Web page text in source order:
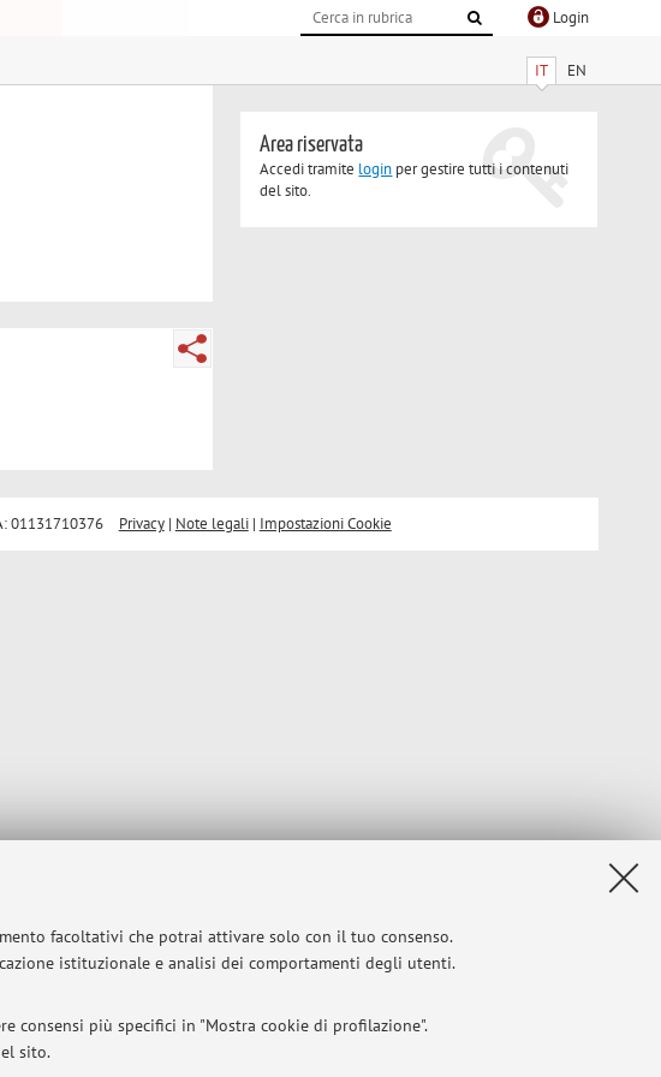
facoltativi che potrai attivare solo con il tuo consenso.
istituzionale e analisi dei comportamenti degli utenti.
consensi più specifici in "Mostra cookie di profilazione".
sito.
Login
IT EN
Area riservata
Accedi tramite login per gestire tutti i contenuti
del sito.
01131710376 Privacy| Note legali| Impostazioni Cookie